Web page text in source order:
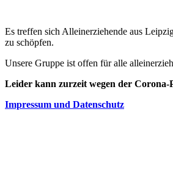
Es treffen sich Alleinerziehende aus
zu schöpfen.
Unsere Gruppe ist offen für alle
Leider kann zurzeit wegen der
Impressum und Datenschutz